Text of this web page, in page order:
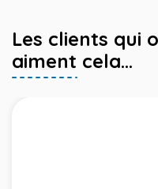
Les clients qui
aiment cela...